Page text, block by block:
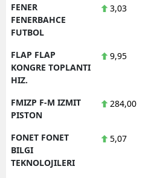
FENER
FENERBAHCE
FUTBOL
3,03
FLAP FLAP
KONGRE TOPLANTI
HIZ.
9,95
FMIZP F-M IZMIT
PISTON
284,00
FONET FONET
BILGI
TEKNOLOJILERI
5,07